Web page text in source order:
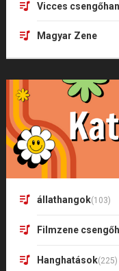
Vicces
Magyar Zene
állathangok(103)
Filmzene
Hanghatások(225)